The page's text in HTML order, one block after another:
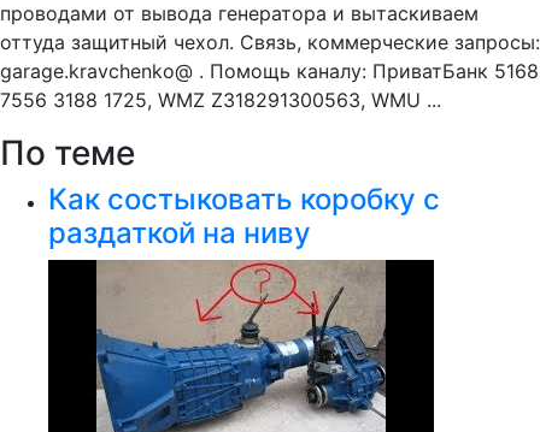
проводами от вывода генератора и вытаскиваем
оттуда защитный чехол. Связь, коммерческие запросы:
garage.kravchenko@ . Помощь каналу: ПриватБанк 5168
7556 3188 1725, WMZ Z318291300563, WMU ...
По теме
Как состыковать коробку с
раздаткой на ниву